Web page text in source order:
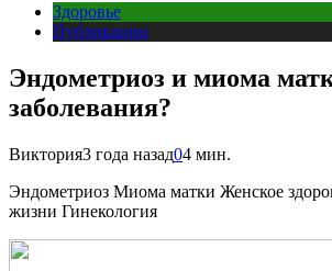
Здоровье
Публикации
Эндометриоз и миома
заболевания?
Виктория3 года назад04 мин.
Эндометриоз Миома матки Женское
жизни Гинекология